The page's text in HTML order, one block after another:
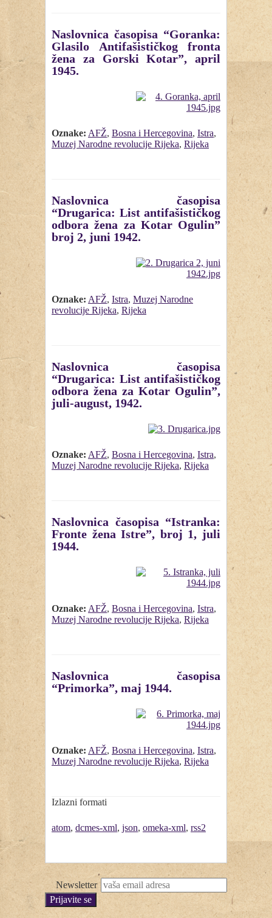
Naslovnica časopisa “Goranka:
Glasilo Antifašističkog fronta
žena za Gorski Kotar”, april
1945.
Oznake: AFŽ, Bosna i Hercegovina, Istra,
Muzej Narodne revolucije Rijeka, Rijeka
Naslovnica časopisa
“Drugarica: List antifašističkog
odbora žena za Kotar Ogulin”
broj 2, juni 1942.
Oznake: AFŽ, Istra, Muzej Narodne
revolucije Rijeka, Rijeka
Naslovnica časopisa
“Drugarica: List antifašističkog
odbora žena za Kotar Ogulin”,
juli-august, 1942.
Oznake: AFŽ, Bosna i Hercegovina, Istra,
Muzej Narodne revolucije Rijeka, Rijeka
Naslovnica časopisa “Istranka:
Fronte žena Istre”, broj 1, juli
1944.
Oznake: AFŽ, Bosna i Hercegovina, Istra,
Muzej Narodne revolucije Rijeka, Rijeka
Naslovnica časopisa
“Primorka”, maj 1944.
Oznake: AFŽ, Bosna i Hercegovina, Istra,
Muzej Narodne revolucije Rijeka, Rijeka
Izlazni formati
atom, dcmes-xml, json, omeka-xml, rss2
Newsletter